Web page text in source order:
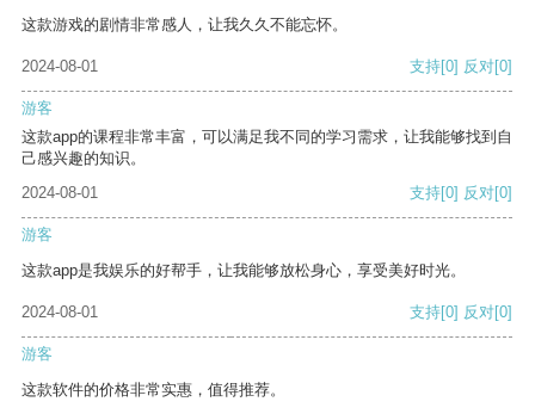
这款游戏的剧情非常感人，让我久久不能忘怀。
2024-08-01 支持[0] 反对[0]
游客
这款app的课程非常丰富，可以满足我不同的学习需求，让我能够找到自
己感兴趣的知识。
2024-08-01
支持[0] 反对[0]
游客
这款app是我娱乐的好帮手，让我能够放松身心，享受美好时光。
2024-08-01 支持[0] 反对[0]
游客
这款软件的价格非常实惠，值得推荐。